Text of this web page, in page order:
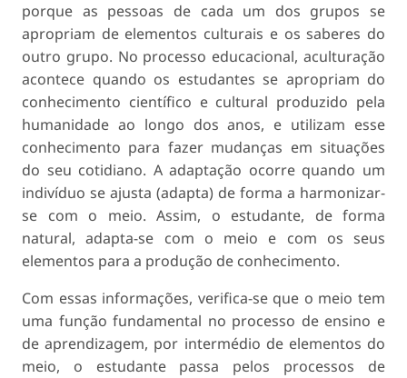
porque as pessoas de cada um dos grupos se
apropriam de elementos culturais e os saberes do
outro grupo. No processo educacional, aculturação
acontece quando os estudantes se apropriam do
conhecimento científico e cultural produzido pela
humanidade ao longo dos anos, e utilizam esse
conhecimento para fazer mudanças em situações
do seu cotidiano. A adaptação ocorre quando um
indivíduo se ajusta (adapta) de forma a harmonizar-
se com o meio. Assim, o estudante, de forma
natural, adapta-se com o meio e com os seus
elementos para a produção de conhecimento.
Com essas informações, verifica-se que o meio tem
uma função fundamental no processo de ensino e
de aprendizagem, por intermédio de elementos do
meio, o estudante passa pelos processos de